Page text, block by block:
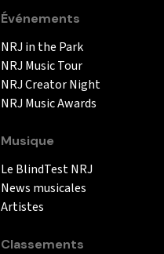
Événements
NRJ in the Park
NRJ Music Tour
NRJ Creator Night
NRJ Music Awards
Musique
Le BlindTest NRJ
News musicales
Artistes
Classements